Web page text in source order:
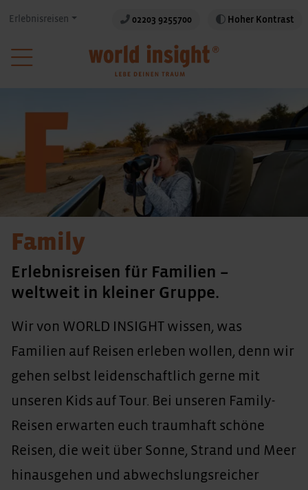
Erlebnisreisen 02203 9255700 Hoher Kontrast
Family
Erlebnisreisen für Familien –
weltweit in kleiner Gruppe.
Wir von WORLD INSIGHT wissen, was
Familien auf Reisen erleben wollen, denn wir
gehen selbst leidenschaftlich gerne mit
unseren Kids auf Tour. Bei unseren Family-
Reisen erwarten euch traumhaft schöne
Reisen, die weit über Sonne, Strand und Meer
hinausgehen und abwechslungsreicher